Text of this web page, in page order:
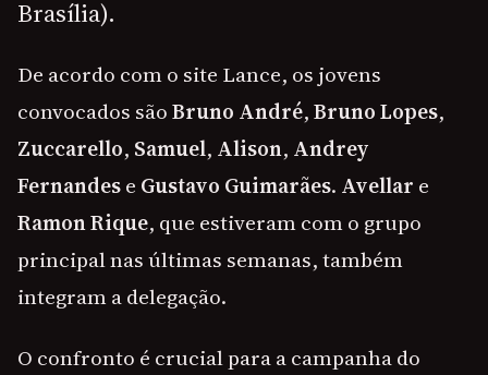
Brasília).
De acordo com o site Lance, os jovens
convocados sãoBruno André,Bruno Lopes,
Zuccarello, Samuel, Alison, Andrey
Fernandese Gustavo Guimarães. Avellar e
Ramon Rique, que estiveram com o grupo
principal nas últimas semanas, também
integram a delegação.
O confronto é crucial para a campanha do